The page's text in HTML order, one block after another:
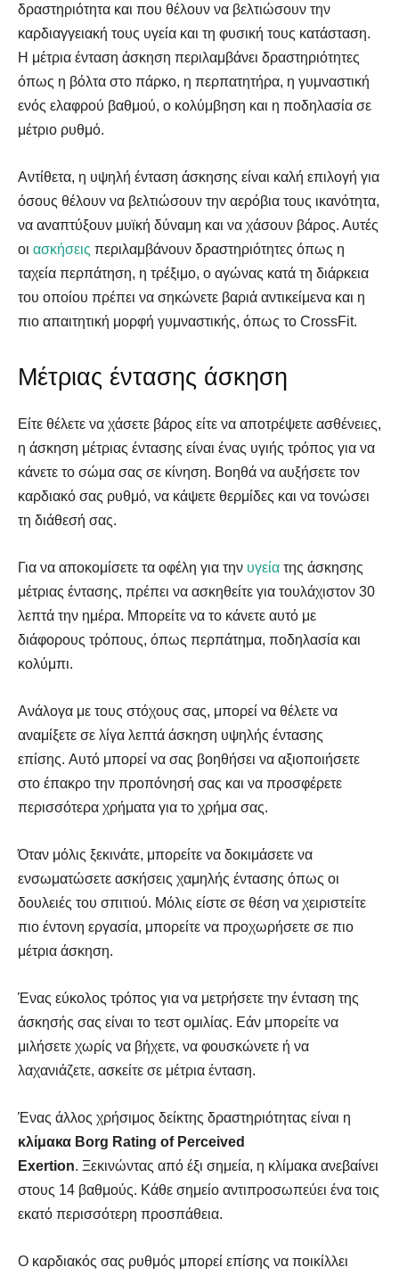
δραστηριότητα και που θέλουν να βελτιώσουν την
καρδιαγγειακή τους υγεία και τη φυσική τους κατάσταση.
Η μέτρια ένταση άσκηση περιλαμβάνει δραστηριότητες
όπως η βόλτα στο πάρκο, η περπατητήρα, η γυμναστική
ενός ελαφρού βαθμού, ο κολύμβηση και η ποδηλασία σε
μέτριο ρυθμό.
Αντίθετα, η υψηλή ένταση άσκησης είναι καλή επιλογή για
όσους θέλουν να βελτιώσουν την αερόβια τους ικανότητα,
να αναπτύξουν μυϊκή δύναμη και να χάσουν βάρος. Αυτές
οι ασκήσεις περιλαμβάνουν δραστηριότητες όπως η
ταχεία περπάτηση, η τρέξιμο, ο αγώνας κατά τη διάρκεια
του οποίου πρέπει να σηκώνετε βαριά αντικείμενα και η
πιο απαιτητική μορφή γυμναστικής, όπως το CrossFit.
Μέτριας έντασης άσκηση
Είτε θέλετε να χάσετε βάρος είτε να αποτρέψετε ασθένειες,
η άσκηση μέτριας έντασης είναι ένας υγιής τρόπος για να
κάνετε το σώμα σας σε κίνηση. Βοηθά να αυξήσετε τον
καρδιακό σας ρυθμό, να κάψετε θερμίδες και να τονώσει
τη διάθεσή σας.
Για να αποκομίσετε τα οφέλη για την υγεία της άσκησης
μέτριας έντασης, πρέπει να ασκηθείτε για τουλάχιστον 30
λεπτά την ημέρα. Μπορείτε να το κάνετε αυτό με
διάφορους τρόπους, όπως περπάτημα, ποδηλασία και
κολύμπι.
Ανάλογα με τους στόχους σας, μπορεί να θέλετε να
αναμίξετε σε λίγα λεπτά άσκηση υψηλής έντασης
επίσης. Αυτό μπορεί να σας βοηθήσει να αξιοποιήσετε
στο έπακρο την προπόνησή σας και να προσφέρετε
περισσότερα χρήματα για το χρήμα σας.
Όταν μόλις ξεκινάτε, μπορείτε να δοκιμάσετε να
ενσωματώσετε ασκήσεις χαμηλής έντασης όπως οι
δουλειές του σπιτιού. Μόλις είστε σε θέση να χειριστείτε
πιο έντονη εργασία, μπορείτε να προχωρήσετε σε πιο
μέτρια άσκηση.
Ένας εύκολος τρόπος για να μετρήσετε την ένταση της
άσκησής σας είναι το τεστ ομιλίας. Εάν μπορείτε να
μιλήσετε χωρίς να βήχετε, να φουσκώνετε ή να
λαχανιάζετε, ασκείτε σε μέτρια ένταση.
Ένας άλλος χρήσιμος δείκτης δραστηριότητας είναι η
κλίμακα Borg Rating of Perceived
Exertion. Ξεκινώντας από έξι σημεία, η κλίμακα ανεβαίνει
στους 14 βαθμούς. Κάθε σημείο αντιπροσωπεύει ένα τοις
εκατό περισσότερη προσπάθεια.
Ο καρδιακός σας ρυθμός μπορεί επίσης να ποικίλλει